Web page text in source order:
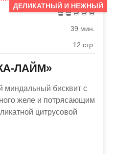
ДЕЛИКАТНЫЙ И НЕЖНЫЙ
39 мин.
12 стр.
ЛАЙМ»
бисквит с
желе и потрясающим
цитрусовой